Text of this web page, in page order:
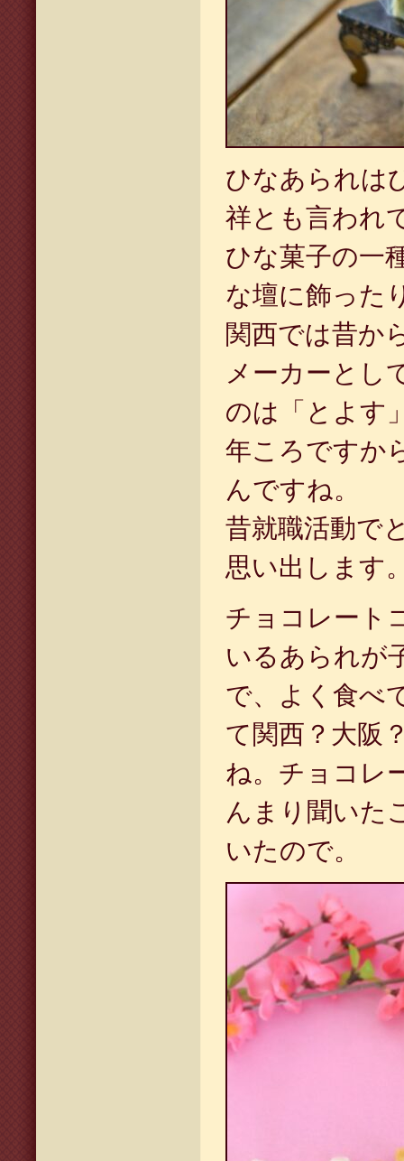
ひなあられは
祥とも言われ
ひな菓子の一
な壇に飾った
関西では昔か
メーカーとし
のは「とよす
年ころですか
んですね。
昔就職活動で
思い出します
チョコレート
いるあられが
で、よく食べ
て関西？大阪
ね。チョコレ
んまり聞いた
いたので。